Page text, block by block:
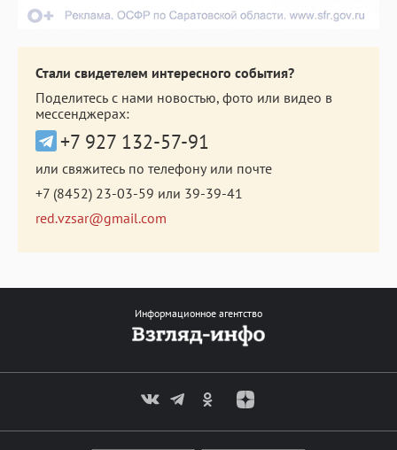
Стали свидетелем интересного события?
Поделитесь с нами новостью, фото или видео в
мессенджерах:
+7 927 132-57-91
или свяжитесь по телефону или почте
+7 (8452) 23-03-59 или 39-39-41
red.vzsar@gmail.com
Информационное агентство